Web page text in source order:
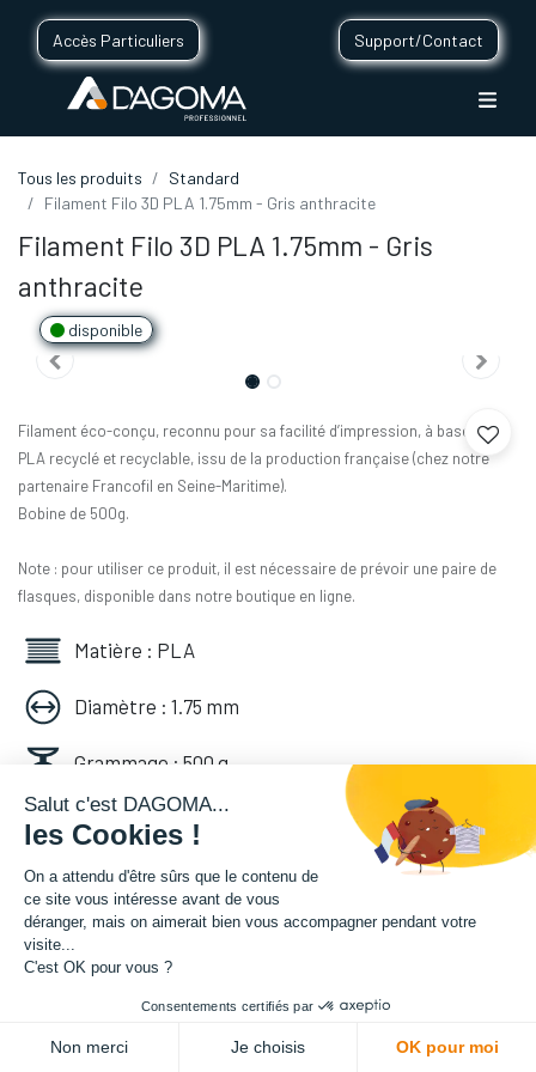
Accès Particuliers Support/Contact
Tous les produits
Standard
Filament Filo 3D PLA 1.75mm - Gris anthracite
Filament Filo 3D PLA 1.75mm - Gris
anthracite
disponible
Filament éco-conçu, reconnu pour sa facilité d’impression, à base de
PLA recyclé et recyclable, issu de la production française (chez notre
partenaire Francofil en Seine-Maritime).
Bobine de 500g.
Note : pour utiliser ce produit, il est nécessaire de prévoir une paire de
flasques, disponible dans notre boutique en ligne.
Matière : PLA
Diamètre : 1.75 mm
Grammage : 500 g
Couleur : Gris
Facilité d'utilisation : Accessible
Salut c'est DAGOMA...
les Cookies !
On a attendu d'être sûrs que le contenu de
ce site vous intéresse avant de vous
déranger, mais on aimerait bien vous accompagner pendant votre
visite...
C'est OK pour vous ?
Consentements certifiés par
Non merci Je choisis OK pour moi